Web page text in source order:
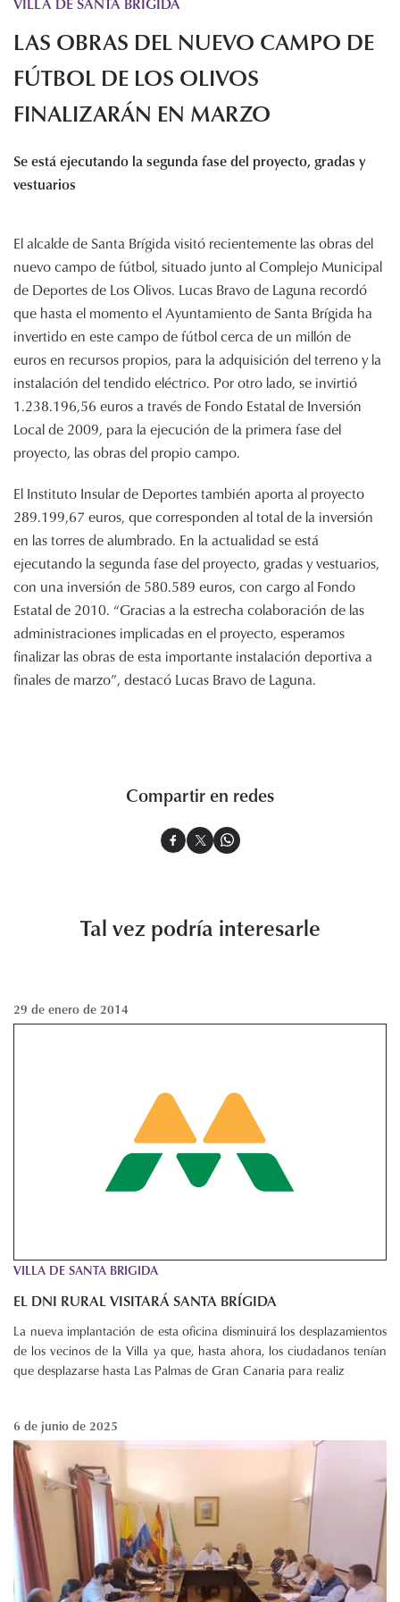
Servicios
Noticias
Recursos
Documentos
Audiovisuales
Sede electrónica
Contacto
LAS OBRAS DEL NUEVO CAMPO DE
FÚTBOL DE LOS OLIVOS
FINALIZARÁN EN MARZO
Se está ejecutando la segunda fase del proyecto, gradas y
vestuarios
El alcalde de Santa Brígida visitó recientemente las obras del
nuevo campo de fútbol, situado junto al Complejo Municipal
de Deportes de Los Olivos. Lucas Bravo de Laguna recordó
que hasta el momento el Ayuntamiento de Santa Brígida ha
invertido en este campo de fútbol cerca de un millón de
euros en recursos propios, para la adquisición del terreno y la
instalación del tendido eléctrico. Por otro lado, se invirtió
1.238.196,56 euros a través de Fondo Estatal de Inversión
Local de 2009, para la ejecución de la primera fase del
proyecto, las obras del propio campo.
El Instituto Insular de Deportes también aporta al proyecto
289.199,67 euros, que corresponden al total de la inversión
en las torres de alumbrado. En la actualidad se está
ejecutando la segunda fase del proyecto, gradas y vestuarios,
con una inversión de 580.589 euros, con cargo al Fondo
Estatal de 2010. “Gracias a la estrecha colaboración de las
administraciones implicadas en el proyecto, esperamos
finalizar las obras de esta importante instalación deportiva a
finales de marzo”, destacó Lucas Bravo de Laguna.
Compartir en redes
Tal vez podría interesarle
29 de enero de 2014
VILLA DE SANTA BRIGIDA
EL DNI RURAL VISITARÁ SANTA BRÍGIDA
La nueva implantación de esta oficina disminuirá los desplazamientos
de los vecinos de la Villa ya que, hasta ahora, los ciudadanos tenían
que desplazarse hasta Las Palmas de Gran Canaria para realiz
6 de junio de 2025